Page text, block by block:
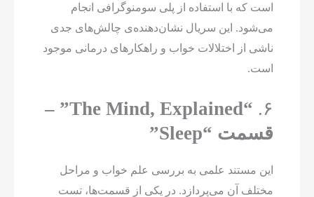
است که با استفاده از پلی سومنوگرافی انجام
می‌شود. این سریال نشان‌دهنده‌ی چالش‌های جدی
ناشی از اختلالات خواب و راهکارهای درمانی موجود
است.
۶.
“The Mind, Explained” –
قسمت “Sleep”
این مستند علمی به بررسی علم خواب و مراحل
مختلف آن می‌پردازد. در یکی از قسمت‌ها، تست